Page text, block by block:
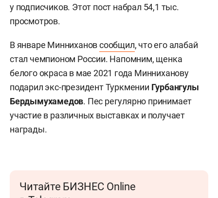
у подписчиков. Этот пост набрал 54,1 тыс.
просмотров.
В январе Миннихановсообщил, что его алабай
стал чемпионом России. Напомним, щенка
белого окраса в мае 2021 года Минниханову
подарил экс-президент Туркмении Гурбангулы
Бердымухамедов. Пес регулярно принимает
участие в различных выставках и получает
награды.
Читайте БИЗНЕС Online